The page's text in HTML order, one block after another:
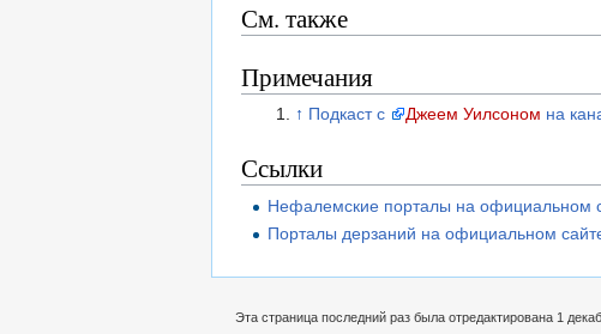
См. также
Примечания
↑ Подкаст с Джеем Уилсоном на
Ссылки
Нефалемские порталы на официальном
Порталы дерзаний на официальном
Эта страница последний раз была отредактирована 1